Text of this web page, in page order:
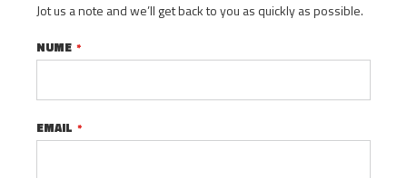
Jot us a note and we’ll get back to you as quickly as possible.
NUME
EMAIL